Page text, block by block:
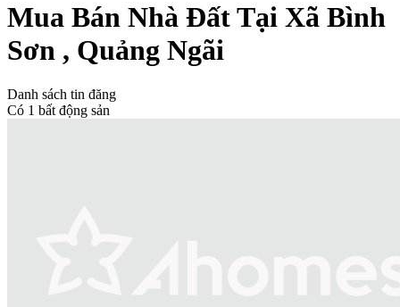
Mua Bán Nhà Đất Tại Xã Bình
Sơn , Quảng Ngãi
Danh sách tin đăng
Có 1 bất động sản